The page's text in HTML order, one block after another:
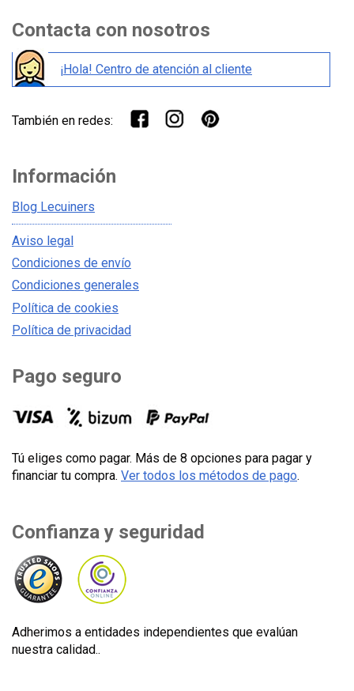
Contacta con nosotros
¡Hola! Centro de atención al cliente
También en redes:
Información
Blog Lecuiners
Aviso legal
Condiciones de envío
Condiciones generales
Política de cookies
Política de privacidad
Pago seguro
Tú eliges como pagar. Más de 8 opciones para pagar y
financiar tu compra. Ver todos los métodos de pago.
Confianza y seguridad
Adherimos a entidades independientes que evalúan
nuestra calidad..